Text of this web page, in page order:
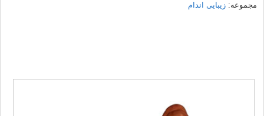
مجموعه:زیبایی اندام